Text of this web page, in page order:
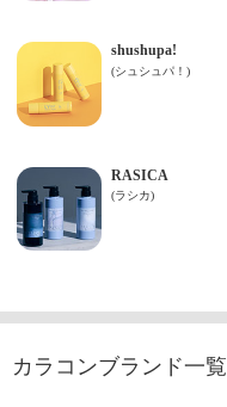
カラコンブランド一覧